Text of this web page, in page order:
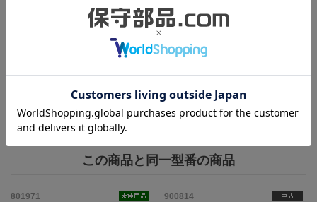
この商品と同一型番の商品
801971 900814